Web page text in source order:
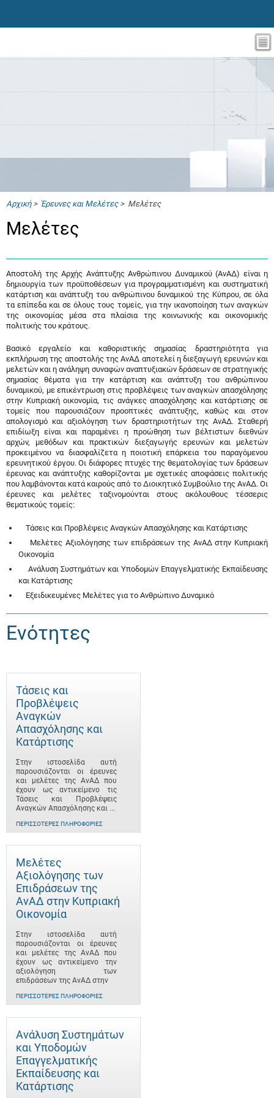
Αρχική> Έρευνες και Μελέτες> Μελέτες
Μελέτες
Αποστολή της Αρχής Ανάπτυξης Ανθρώπινου Δυναμικού (ΑνΑΔ) είναι η
δημιουργία των προϋποθέσεων για προγραμματισμένη και συστηματική
κατάρτιση και ανάπτυξη του ανθρώπινου δυναμικού της Κύπρου, σε όλα
τα επίπεδα και σε όλους τους τομείς, για την ικανοποίηση των αναγκών
της οικονομίας μέσα στα πλαίσια της κοινωνικής και οικονομικής
πολιτικής του κράτους.
Βασικό εργαλείο και καθοριστικής σημασίας δραστηριότητα για
εκπλήρωση της αποστολής της ΑνΑΔ αποτελεί η διεξαγωγή ερευνών και
μελετών και η ανάληψη συναφών αναπτυξιακών δράσεων σε στρατηγικής
σημασίας θέματα για την κατάρτιση και ανάπτυξη του ανθρώπινου
δυναμικού, με επικέντρωση στις προβλέψεις των αναγκών απασχόλησης
στην Κυπριακή οικονομία, τις ανάγκες απασχόλησης και κατάρτισης σε
τομείς που παρουσιάζουν προοπτικές ανάπτυξης, καθώς και στον
απολογισμό και αξιολόγηση των δραστηριοτήτων της ΑνΑΔ. Σταθερή
επιδίωξη είναι και παραμένει η προώθηση των βέλτιστων διεθνών
αρχών, μεθόδων και πρακτικών διεξαγωγής ερευνών και μελετών
προκειμένου να διασφαλίζετα η ποιοτική επάρκεια του παραγόμενου
ερευνητικού έργου. Οι διάφορες πτυχές της θεματολογίας των δράσεων
έρευνας και ανάπτυξης καθορίζονται με σχετικές αποφάσεις πολιτικής
που λαμβάνονται κατά καιρούς από το Διοικητικό Συμβούλιο της ΑνΑΔ. Οι
έρευνες και μελέτες ταξινομούνται στους ακόλουθους τέσσερις
θεματικούς τομείς:
Τάσεις και Προβλέψεις Αναγκών Απασχόλησης και Κατάρτισης
Μελέτες Αξιολόγησης των επιδράσεων της ΑνΑΔ στην Κυπριακή
Οικονομία
Ανάλυση Συστημάτων και Υποδομών Επαγγελματικής Εκπαίδευσης
και Κατάρτισης
Εξειδικευμένες Μελέτες για το Ανθρώπινο Δυναμικό
Ενότητες
Τάσεις και
Προβλέψεις
Αναγκών
Απασχόλησης και
Κατάρτισης
Στην ιστοσελίδα αυτή
παρουσιάζονται οι έρευνες
και μελέτες της ΑνΑΔ που
έχουν ως αντικείμενο τις
Τάσεις και Προβλέψεις
Αναγκών Απασχόλησης και ...
ΠΕΡΙΣΣΌΤΕΡΕΣ ΠΛΗΡΟΦΟΡΊΕΣ
Μελέτες
Αξιολόγησης των
Επιδράσεων της
ΑνΑΔ στην Κυπριακή
Οικονομία
Στην ιστοσελίδα αυτή
παρουσιάζονται οι έρευνες
και μελέτες της ΑνΑΔ που
έχουν ως αντικείμενο την
αξιολόγηση των
επιδράσεων της ΑνΑΔ στην
ΠΕΡΙΣΣΌΤΕΡΕΣ ΠΛΗΡΟΦΟΡΊΕΣ
Ανάλυση Συστημάτων
και Υποδομών
Επαγγελματικής
Εκπαίδευσης και
Κατάρτισης